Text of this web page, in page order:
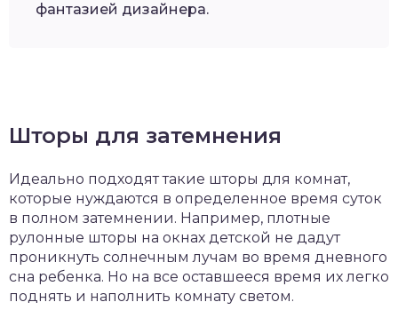
фантазией дизайнера.
Шторы для затемнения
Идеально подходят такие шторы для комнат,
которые нуждаются в определенное время суток
в полном затемнении. Например, плотные
рулонные шторы на окнах детской не дадут
проникнуть солнечным лучам во время дневного
сна ребенка. Но на все оставшееся время их легко
поднять и наполнить комнату светом.